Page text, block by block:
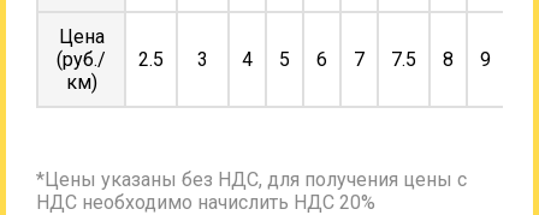
Цена
(руб./
км)
2.5 3 4 5 6 7 7.5 8 9
*Цены указаны без НДС, для получения цены с
НДС необходимо начислить НДС 20%